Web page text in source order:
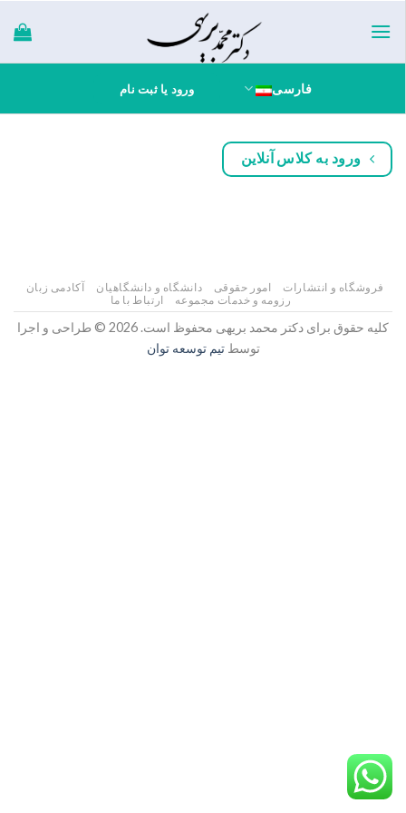
فارسی ورود یا ثبت نام
ورود به کلاس آنلاین
فروشگاه و انتشارات امور حقوقی دانشگاه و دانشگاهیان
آکادمی زبان
رزومه و خدمات مجموعه
ارتباط با ما
کلیه حقوق برای دکتر محمد بریهی محفوظ است. 2026 © طراحی و اجرا
توسطتیم توسعه توان